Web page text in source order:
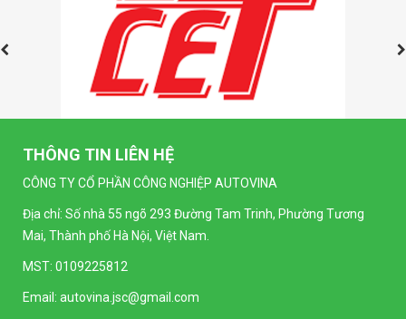
Đồng hồ LED dạng số SELEC MA32-1
(96x96mm)
Liên hệ
Đồng hồ kim Vôn kế SELEC AM-V-3-L
(96x96mm)
Đồng hồ kim Vôn kế SELEC AM-V-3-N
(96x96mm)
Liên hệ
(Loại tiêu chuẩn)
THÔNG TIN LIÊN HỆ
CÔNG TY CỔ PHẦN CÔNG NGHIỆP AUTOVINA
Địa chỉ: Số nhà 55 ngõ 293 Đường Tam Trinh, Phường Tương
Mai, Thành phố Hà Nội, Việt Nam.
MST: 0109225812
Email: autovina.jsc@gmail.com